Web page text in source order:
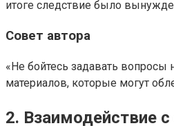
итоге следствие было
Совет автора
«Не бойтесь задавать
материалов, которые могут
2. Взаимодействие